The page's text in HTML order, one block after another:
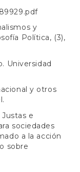
y
Política, (3),
Universidad
y otros
e
sociedades
a la acción
sobre